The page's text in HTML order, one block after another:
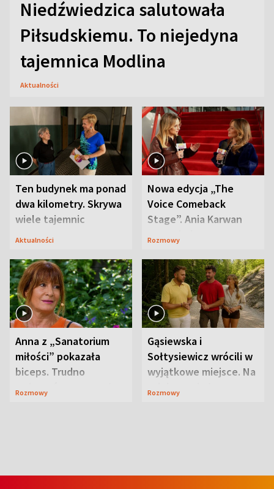
Niedźwiedzica salutowała
Piłsudskiemu. To niejedyna
tajemnica Modlina
Aktualności
Ten budynek ma ponad
dwa kilometry. Skrywa
wiele tajemnic
Aktualności
Nowa edycja „The
Voice Comeback
Stage”. Ania Karwan
zapowiada
Rozmowy
Anna z „Sanatorium
miłości” pokazała
biceps. Trudno
uwierzyć, co przeszła
Rozmowy
Gąsiewska i
Sołtysiewicz wrócili w
wyjątkowe miejsce. Na
szlaku czekał
Rozmowy